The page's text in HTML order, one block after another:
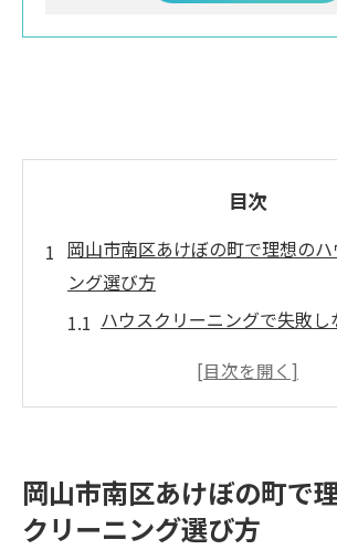
目次
岡山市南区あけぼの町で理想の
ング選び方
ハウスクリーニングで失敗し
地域密着型ハウスクリーニン
岡山市で満足度が高い掃除
業務用エアコンクリーニング
岡山市南区あけぼの町で
クリーニング選び方